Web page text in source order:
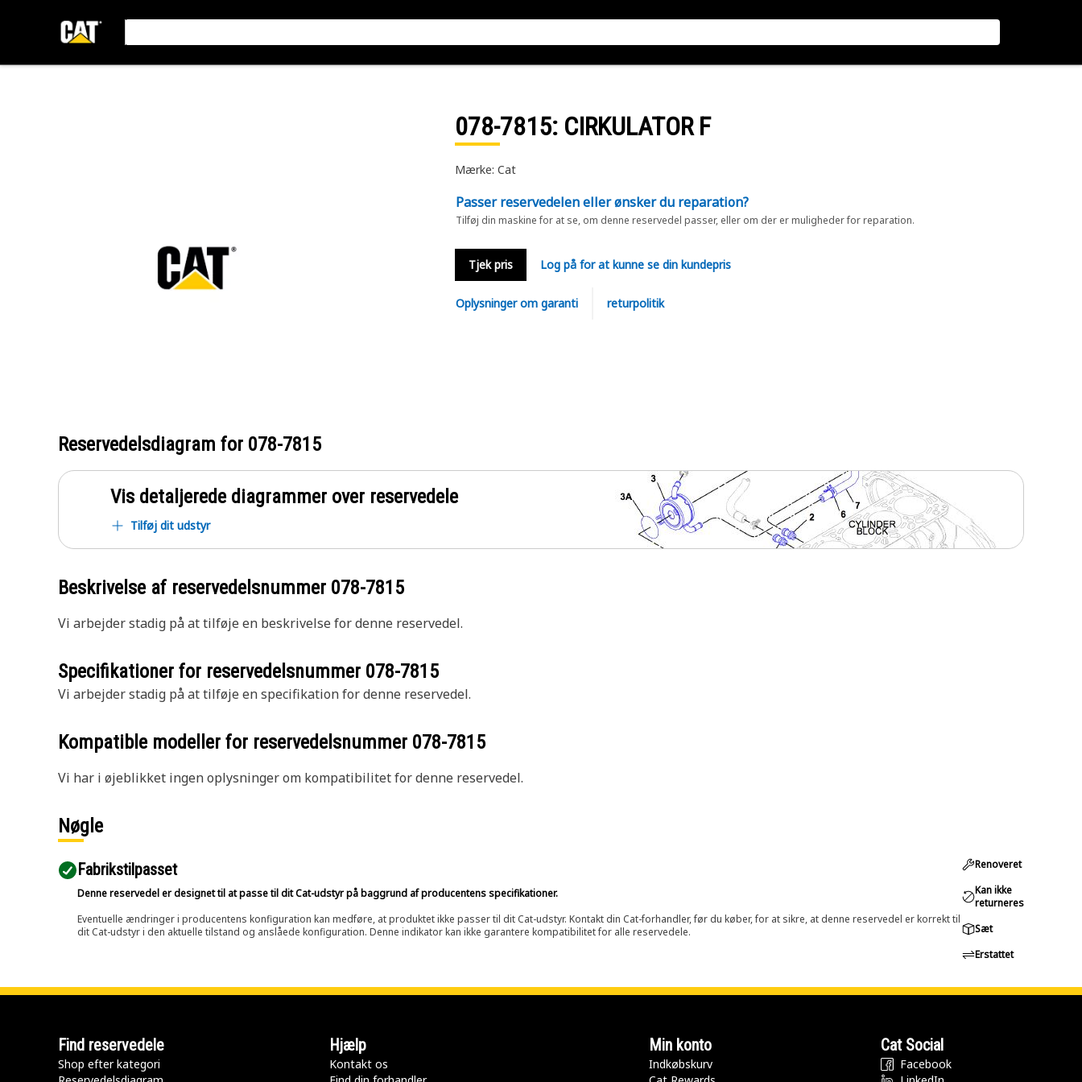
078-7815: CIRKULATOR F
Mærke: Cat
Passer reservedelen eller ønsker du reparation?
Tilføj din maskine for at se, om denne reservedel passer, eller om der er muligheder for reparation.
Tjek pris Log på for at kunne se din kundepris
Oplysninger om garanti returpolitik
Reservedelsdiagram for 078-7815
Vis detaljerede diagrammer over reservedele
Tilføj dit udstyr
Beskrivelse af reservedelsnummer 078-7815
Vi arbejder stadig på at tilføje en beskrivelse for denne reservedel.
Specifikationer for reservedelsnummer 078-7815
Vi arbejder stadig på at tilføje en specifikation for denne reservedel.
Kompatible modeller for reservedelsnummer 078-7815
Vi har i øjeblikket ingen oplysninger om kompatibilitet for denne reservedel.
Nøgle
Fabrikstilpasset
Denne reservedel er designet til at passe til dit Cat-udstyr på baggrund af producentens specifikationer.
Eventuelle ændringer i producentens konfiguration kan medføre, at produktet ikke passer til dit Cat-udstyr. Kontakt din Cat-forhandler, før du køber, for at sikre, at denne reservedel er korrekt til
dit Cat-udstyr i den aktuelle tilstand og anslåede konfiguration. Denne indikator kan ikke garantere kompatibilitet for alle reservedele.
Renoveret
Kan ikke
returneres
Sæt
Erstattet
Find reservedele
Shop efter kategori
Hjælp
Kontakt os
Min konto
Indkøbskurv
Cat Social
Facebook